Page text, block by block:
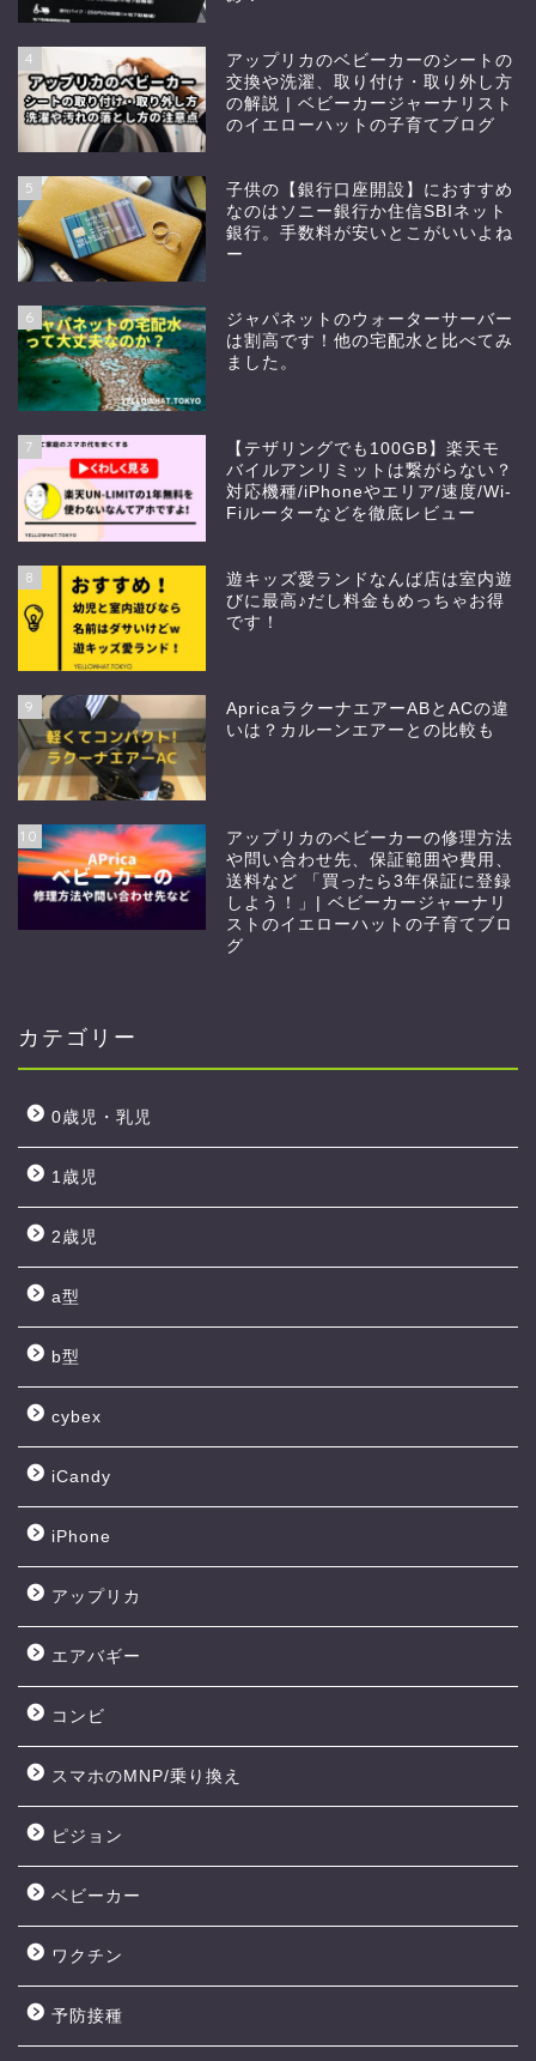
4
アップリカのベビーカーのシートの
交換や洗濯、取り付け・取り外し方
の解説 | ベビーカージャーナリスト
のイエローハットの子育てブログ
5
子供の【銀行口座開設】におすすめ
なのはソニー銀行か住信SBIネット
銀行。手数料が安いとこがいいよね
ー
6
ジャパネットのウォーターサーバー
は割高です！他の宅配水と比べてみ
ました。
7
【テザリングでも100GB】楽天モ
バイルアンリミットは繋がらない？
対応機種/iPhoneやエリア/速度/Wi-
Fiルーターなどを徹底レビュー
8
遊キッズ愛ランドなんば店は室内遊
びに最高♪だし料金もめっちゃお得
です！
9
ApricaラクーナエアーABとACの違
いは？カルーンエアーとの比較も
10
アップリカのベビーカーの修理方法
や問い合わせ先、保証範囲や費用、
送料など 「買ったら3年保証に登録
しよう！」| ベビーカージャーナリ
ストのイエローハットの子育てブロ
グ
カテゴリー
0歳児・乳児
1歳児
2歳児
a型
b型
cybex
iCandy
iPhone
アップリカ
エアバギー
コンビ
スマホのMNP/乗り換え
ピジョン
ベビーカー
ワクチン
予防接種